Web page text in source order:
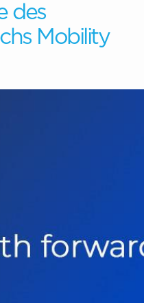
des
Mobility